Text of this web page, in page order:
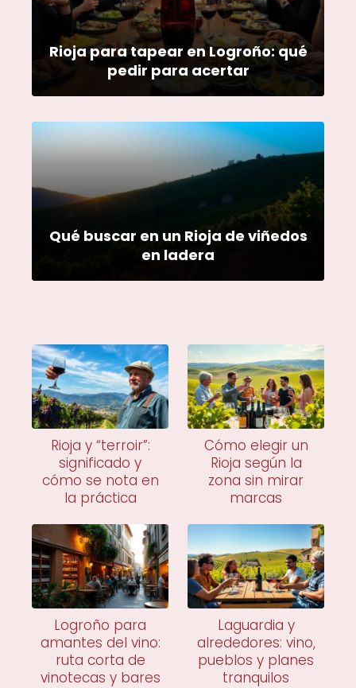
Rioja para tapear en Logroño: qué
pedir para acertar
Qué buscar en un Rioja de viñedos
en ladera
Rioja y “terroir”:
significado y
cómo se nota en
la práctica
Cómo elegir un
Rioja según la
zona sin mirar
marcas
Logroño para
amantes del vino:
ruta corta de
vinotecas y bares
Laguardia y
alrededores: vino,
pueblos y planes
tranquilos